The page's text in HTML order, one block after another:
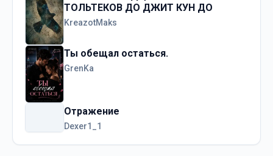
ТОЛЬТЕКОВ ДО ДЖИТ КУН ДО
KreazotMaks
Ты обещал остаться.
GrenKa
Отражение
Dexer1_1